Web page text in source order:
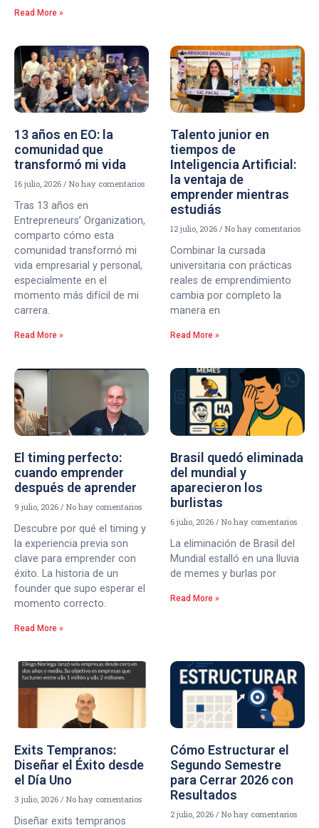
Read More »
13 años en EO: la
comunidad que
transformó mi vida
16 julio, 2026 No hay comentarios
Tras 13 años en
Entrepreneurs’ Organization,
comparto cómo esta
comunidad transformó mi
vida empresarial y personal,
especialmente en el
momento más difícil de mi
carrera.
Read More »
Talento junior en
tiempos de
Inteligencia Artificial:
la ventaja de
emprender mientras
estudiás
12 julio, 2026 No hay comentarios
Combinar la cursada
universitaria con prácticas
reales de emprendimiento
cambia por completo la
manera en
Read More »
El timing perfecto:
cuando emprender
después de aprender
9 julio, 2026 No hay comentarios
Descubre por qué el timing y
la experiencia previa son
clave para emprender con
éxito. La historia de un
founder que supo esperar el
momento correcto.
Read More »
Brasil quedó eliminada
del mundial y
aparecieron los
burlistas
6 julio, 2026 No hay comentarios
La eliminación de Brasil del
Mundial estalló en una lluvia
de memes y burlas por
Read More »
Exits Tempranos:
Diseñar el Éxito desde
el Día Uno
3 julio, 2026 No hay comentarios
Diseñar exits tempranos
Cómo Estructurar el
Segundo Semestre
para Cerrar 2026 con
Resultados
2 julio, 2026 No hay comentarios